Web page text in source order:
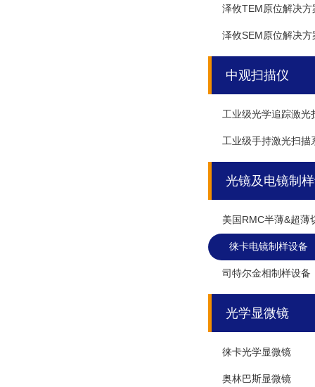
泽攸TEM原位解决方
泽攸SEM原位解决方
中观扫描仪
工业级光学追踪激光
工业级手持激光扫描
光镜及电镜制
美国RMC半薄&超薄
徕卡电镜制样设备
司特尔金相制样设备
光学显微镜
徕卡光学显微镜
奥林巴斯显微镜